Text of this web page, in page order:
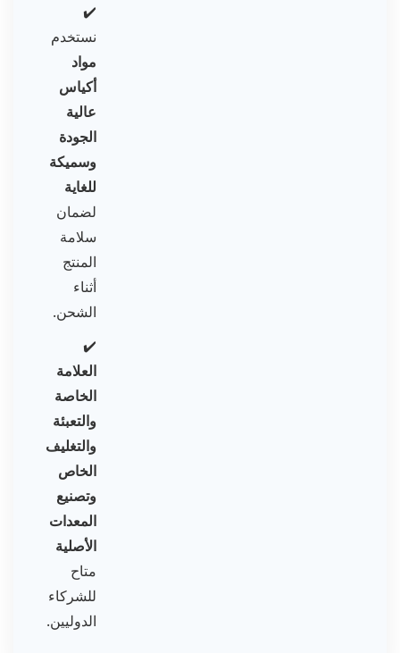
✔️
نستخدم
مواد
أكياس
عالية
الجودة
وسميكة
للغاية
لضمان
سلامة
المنتج
أثناء
الشحن.
✔️
العلامة
الخاصة
والتعبئة
والتغليف
الخاص
وتصنيع
المعدات
الأصلية
متاح
للشركاء
الدوليين.